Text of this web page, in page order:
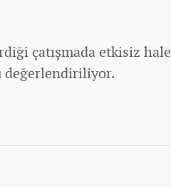
çatışmada etkisiz hale
değerlendiriliyor.